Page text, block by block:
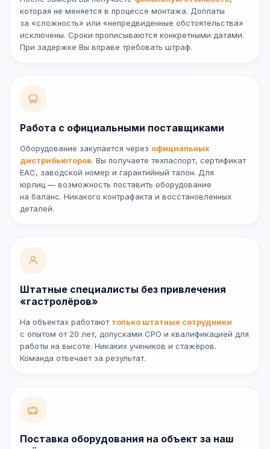
которая не меняется в процессе монтажа. Доплаты
за «сложность» или «непредвиденные обстоятельства»
исключены. Сроки прописываются конкретными датами.
При задержке Вы вправе требовать штраф.
Работа с официальными поставщиками
Оборудование закупается через официальных
дистрибьюторов. Вы получаете техпаспорт, сертификат
ЕАС, заводской номер и гарантийный талон. Для
юрлиц — возможность поставить оборудование
на баланс. Никакого контрафакта и восстановленных
деталей.
Штатные специалисты без привлечения
«гастролёров»
На объектах работают только штатные сотрудники
с опытом от 20 лет, допусками СРО и квалификацией для
работы на высоте. Никаких учеников и стажёров.
Команда отвечает за результат.
Поставка оборудования на объект за наш